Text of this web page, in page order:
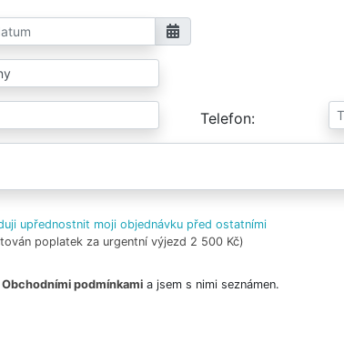
Telefon
upřednostnit moji objednávku před ostatními
poplatek za urgentní výjezd 2 500 Kč)
Obchodními podmínkamia jsem s nimi seznámen.